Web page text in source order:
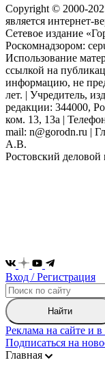
Copyright © 2000-
является интернет-
Сетевое издание
Роскомнадзором:
Использование
ссылкой на
информацию, не
лет. | Учредитель,
редакции: 344000,
ком. 13, 13а |
mail: n@gorodn.ru |
А.В.
Ростовский деловой
Вход / Регистрация
Найти
Реклама на сайте и в
Подписаться на
Главная